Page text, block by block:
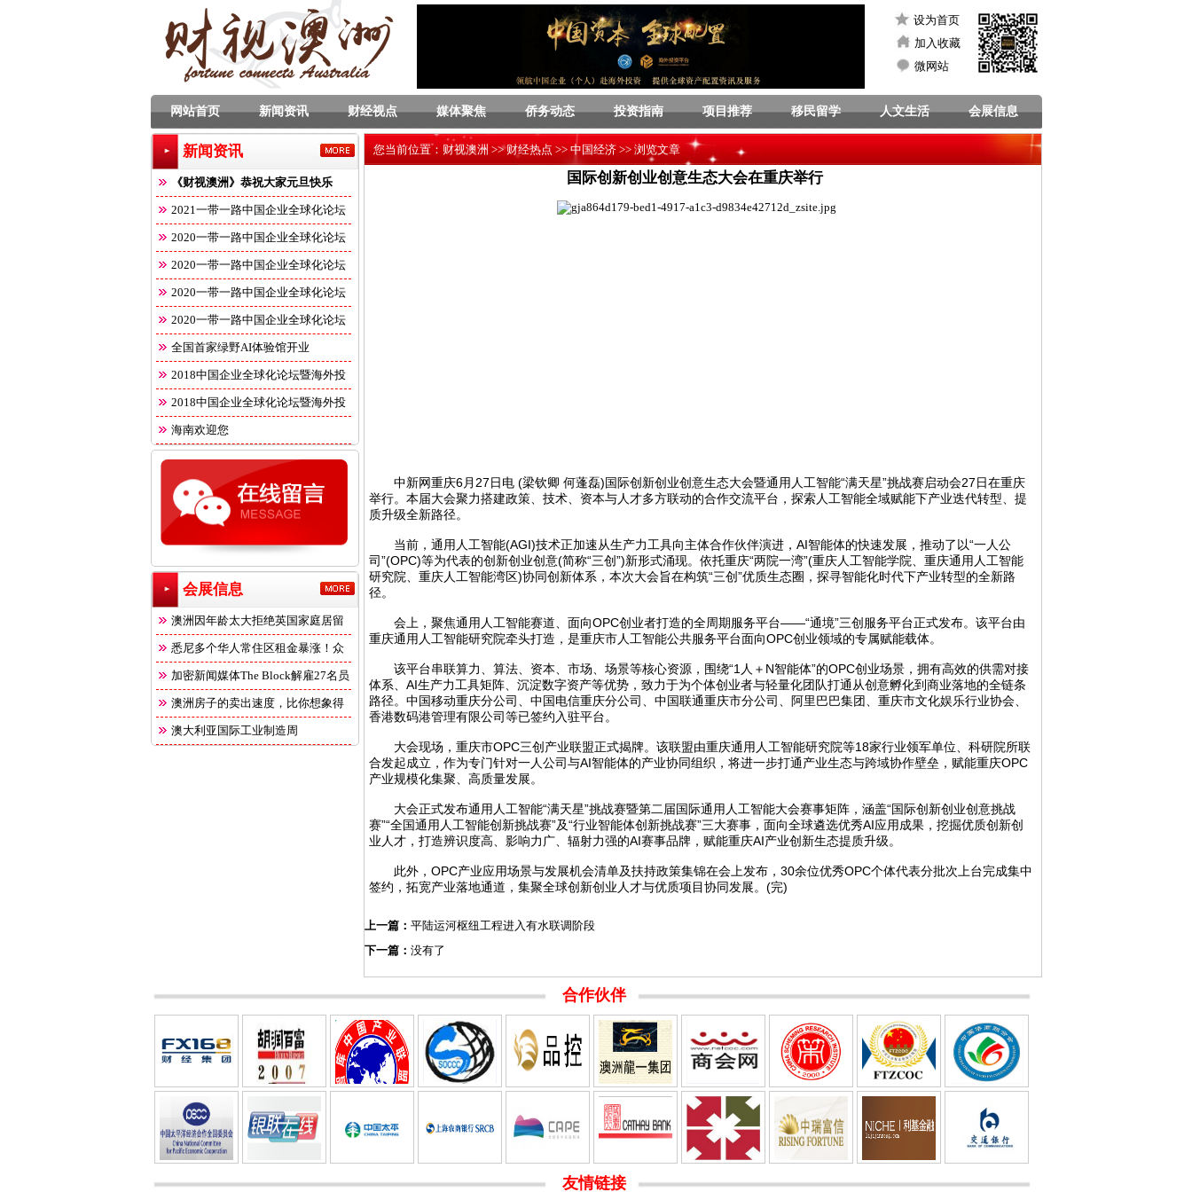
设为首页
加入收藏
微网站
网站首页 新闻资讯 财经视点 媒体聚焦 侨务动态 投资指南 项目推荐 移民留学 人文生活 会展信息
新闻资讯
《财视澳洲》恭祝大家元旦快乐
2021一带一路中国企业全球化论坛
2020一带一路中国企业全球化论坛
2020一带一路中国企业全球化论坛
2020一带一路中国企业全球化论坛
2020一带一路中国企业全球化论坛
全国首家绿野AI体验馆开业
2018中国企业全球化论坛暨海外投
2018中国企业全球化论坛暨海外投
海南欢迎您
会展信息
澳洲因年龄太大拒绝英国家庭居留
悉尼多个华人常住区租金暴涨！众
多 加密新闻媒体The Block解雇27名员
澳洲房子的卖出速度，比你想象得
快 澳大利亚国际工业制造周
您当前位置： 财视澳洲 >>财经热点 >> 中国经济>> 浏览文章
国际创新创业创意生态大会在重庆举行
中新网重庆6月27日电 (梁钦卿 何蓬磊)国际创新创业创意生态大会暨通用人工智能“满天星”挑战赛启动会27日在重庆
举行。本届大会聚力搭建政策、技术、资本与人才多方联动的合作交流平台，探索人工智能全域赋能下产业迭代转型、提
质升级全新路径。
当前，通用人工智能(AGI)技术正加速从生产力工具向主体合作伙伴演进，AI智能体的快速发展，推动了以“一人公
司”(OPC)等为代表的创新创业创意(简称“三创”)新形式涌现。依托重庆“两院一湾”(重庆人工智能学院、重庆通用人工智能
研究院、重庆人工智能湾区)协同创新体系，本次大会旨在构筑“三创”优质生态圈，探寻智能化时代下产业转型的全新路
径。
会上，聚焦通用人工智能赛道、面向OPC创业者打造的全周期服务平台——“通境”三创服务平台正式发布。该平台由
重庆通用人工智能研究院牵头打造，是重庆市人工智能公共服务平台面向OPC创业领域的专属赋能载体。
该平台串联算力、算法、资本、市场、场景等核心资源，围绕“1人＋N智能体”的OPC创业场景，拥有高效的供需对接
体系、AI生产力工具矩阵、沉淀数字资产等优势，致力于为个体创业者与轻量化团队打通从创意孵化到商业落地的全链条
路径。中国移动重庆分公司、中国电信重庆分公司、中国联通重庆市分公司、阿里巴巴集团、重庆市文化娱乐行业协会、
香港数码港管理有限公司等已签约入驻平台。
大会现场，重庆市OPC三创产业联盟正式揭牌。该联盟由重庆通用人工智能研究院等18家行业领军单位、科研院所联
合发起成立，作为专门针对一人公司与AI智能体的产业协同组织，将进一步打通产业生态与跨域协作壁垒，赋能重庆OPC
产业规模化集聚、高质量发展。
大会正式发布通用人工智能“满天星”挑战赛暨第二届国际通用人工智能大会赛事矩阵，涵盖“国际创新创业创意挑战
赛”“全国通用人工智能创新挑战赛”及“行业智能体创新挑战赛”三大赛事，面向全球遴选优秀AI应用成果，挖掘优质创新创
业人才，打造辨识度高、影响力广、辐射力强的AI赛事品牌，赋能重庆AI产业创新生态提质升级。
此外，OPC产业应用场景与发展机会清单及扶持政策集锦在会上发布，30余位优秀OPC个体代表分批次上台完成集中
签约，拓宽产业落地通道，集聚全球创新创业人才与优质项目协同发展。(完)
上一篇： 平陆运河枢纽工程进入有水联调阶段
下一篇： 没有了
合作伙伴
友情链接